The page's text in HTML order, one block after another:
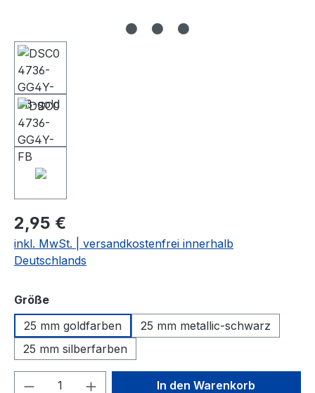
2,95 €
inkl. MwSt. | versandkostenfrei innerhalb
Deutschlands
Größeauswählen
25 mm goldfarben
25 mm metallic-schwarz
25 mm silberfarben
Produkt Anzahl: Gib denIn den Warenkorb